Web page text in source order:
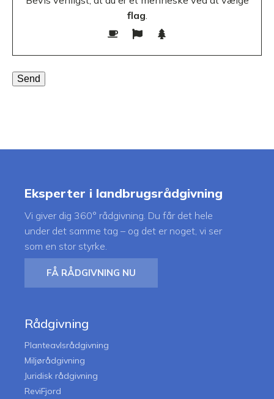
flag.
Eksperter i landbrugsrådgivning
Vi giver dig 360° rådgivning. Du får det hele
under det samme tag – og det er noget, vi ser
som en stor styrke.
FÅ RÅDGIVNING NU
Rådgivning
Planteavlsrådgivning
Miljørådgivning
Juridisk rådgivning
ReviFjord